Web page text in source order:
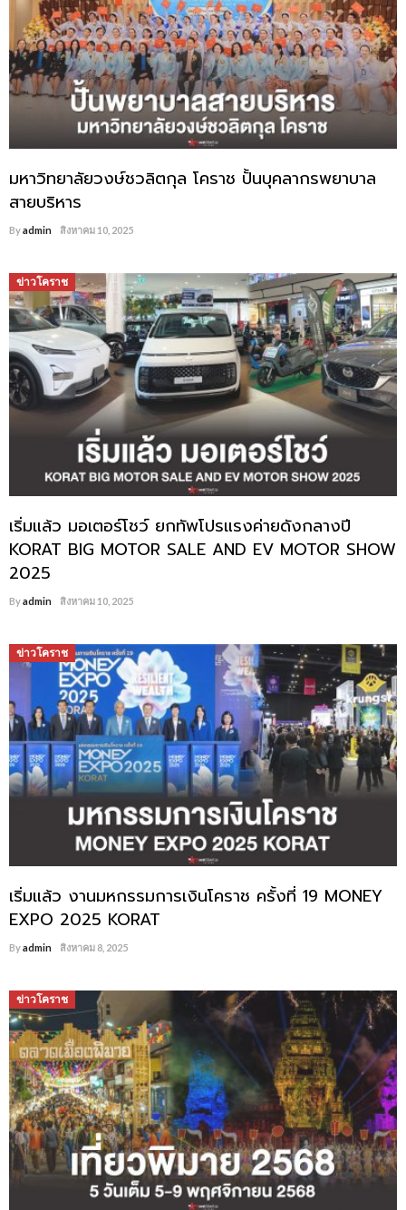
มหาวิทยาลัยวงษ์ชวลิตกุล โคราช ปั้นบุคลากรพยาบาล
สายบริหาร
Byadmin สิงหาคม 10, 2025
ข่าวโคราช
เริ่มแล้ว มอเตอร์โชว์ ยกทัพโปรแรงค่ายดังกลางปี
KORAT BIG MOTOR SALE AND EV MOTOR SHOW
2025
Byadmin สิงหาคม 10, 2025
ข่าวโคราช
เริ่มแล้ว งานมหกรรมการเงินโคราช ครั้งที่ 19 MONEY
EXPO 2025 KORAT
Byadmin สิงหาคม 8, 2025
ข่าวโคราช